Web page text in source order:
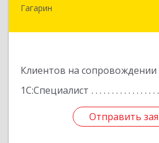
Гагарин
Клиентов на сопровождении
1С:Специалист
Отправить
215010, Смоленская обл,
Отправить